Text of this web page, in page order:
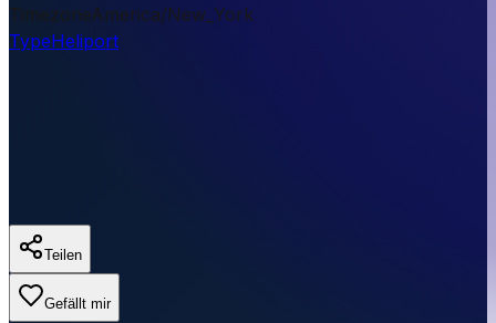
TimezoneAmerica/New_York
TypeHeliport
Teilen
Gefällt mir